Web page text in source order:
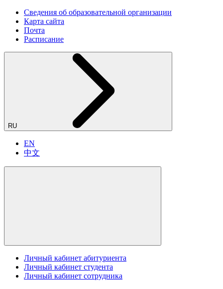
Сведения об образовательной организации
Карта сайта
Почта
Расписание
RU
EN
中文
Личный кабинет абитуриента
Личный кабинет студента
Личный кабинет сотрудника